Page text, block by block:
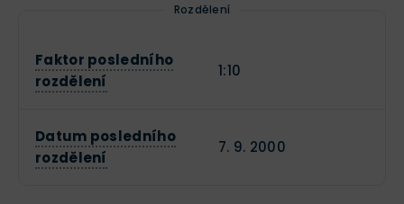
Rozdělení
Faktor posledního
rozdělení
1:10
Datum posledního
rozdělení
7. 9. 2000